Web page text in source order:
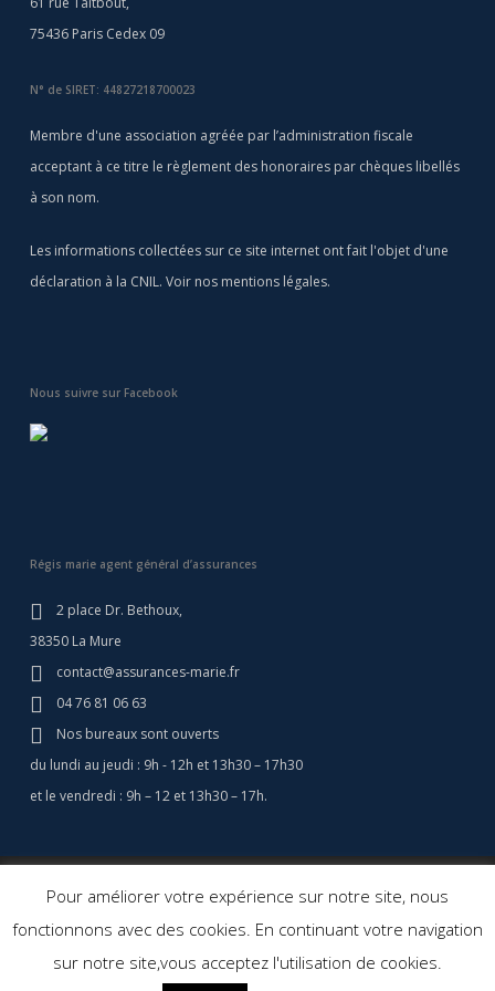
75436 Paris Cedex 09
N° de SIRET: 44827218700023
Membre d'une association agréée par l’administration fiscale
acceptant à ce titre le règlement des honoraires par chèques libellés
à son nom.
Les informations collectées sur ce site internet ont fait l'objet d'une
déclaration à la CNIL. Voir nos mentions légales.
Nous suivre sur Facebook
Régis marie agent général d’assurances
2 place Dr. Bethoux,
38350 La Mure
contact@assurances-marie.fr
04 76 81 06 63
Nos bureaux sont ouverts
du lundi au jeudi : 9h - 12h et 13h30 – 17h30
et le vendredi : 9h – 12 et 13h30 – 17h.
© 2026 Assurances Marie - Assurance Camping Car - Régis Marie
Cerf à Lunettes
Pour améliorer votre expérience sur notre site, nous
fonctionnons avec des cookies. En continuant votre navigation
sur notre site,vous acceptez l'utilisation de cookies.